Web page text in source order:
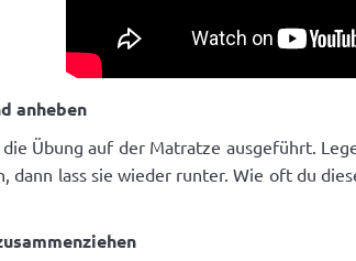
anheben
Übung auf der Matratze ausgeführt.
dann lass sie wieder runter. Wie oft du